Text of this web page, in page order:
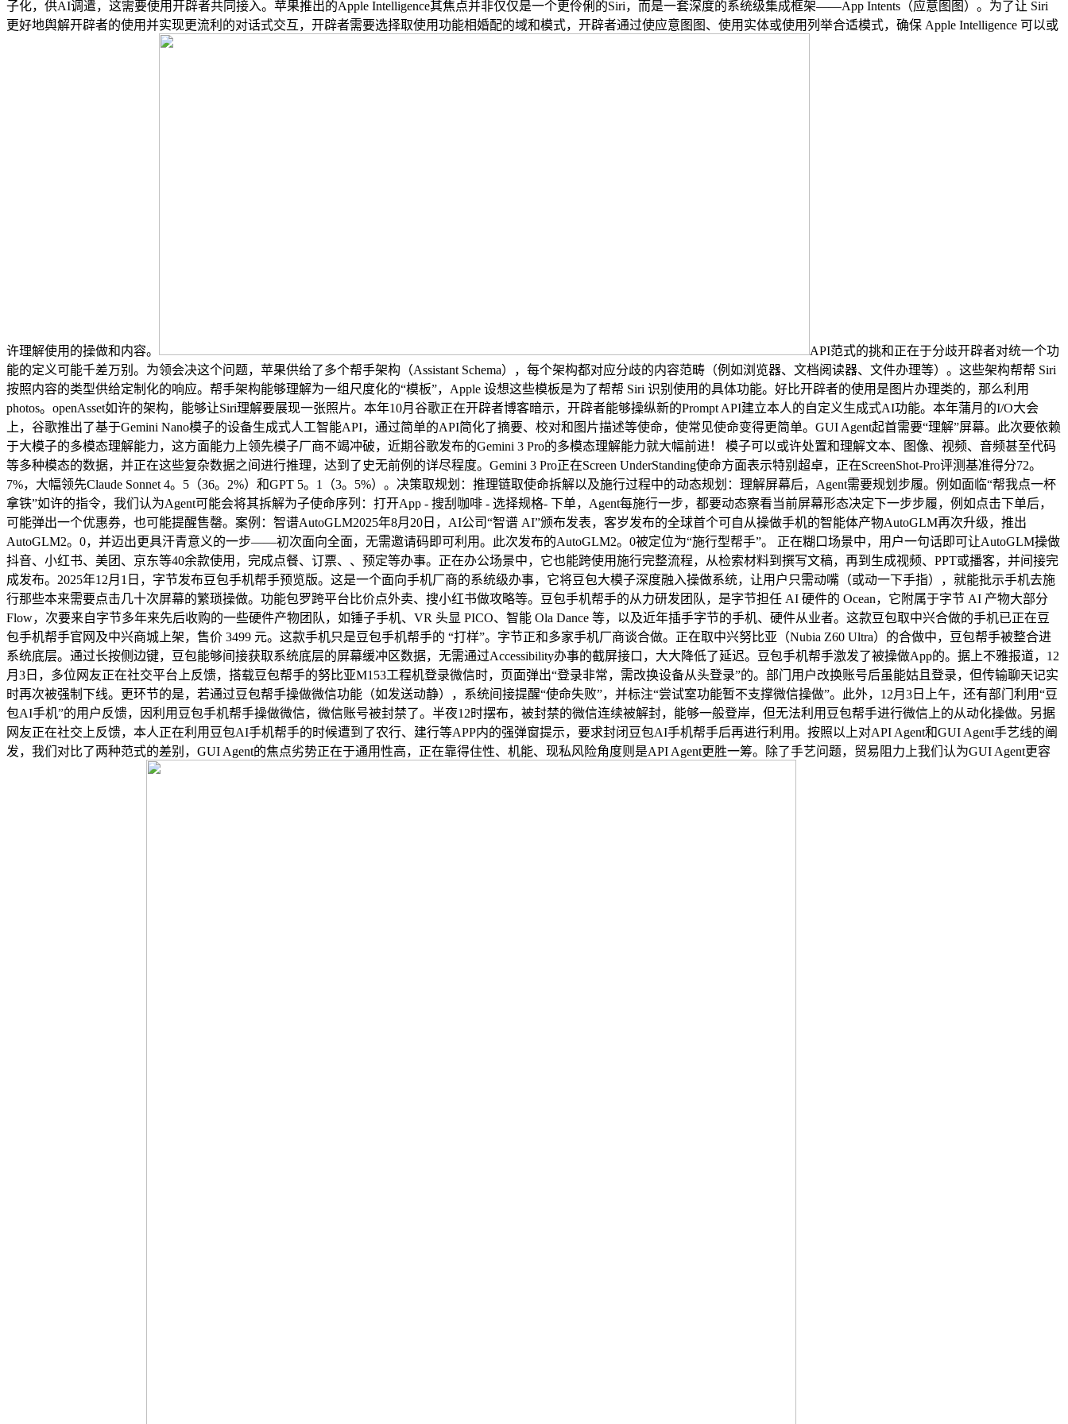
子化，供AI调遣，这需要使用开辟者共同接入。苹果推出的Apple Intelligence其焦点并非仅仅是一个更伶俐的Siri，而是一套深度的系统级集成框架——App Intents（应意图图）。为了让 Siri
更好地舆解开辟者的使用并实现更流利的对话式交互，开辟者需要选择取使用功能相婚配的域和模式，开辟者通过使应意图图、使用实体或使用列举合适模式，确保 Apple Intelligence 可以或
许理解使用的操做和内容。
API范式的挑和正在于分歧开辟者对统一个功
能的定义可能千差万别。为领会决这个问题，苹果供给了多个帮手架构（Assistant Schema），每个架构都对应分歧的内容范畴（例如浏览器、文档阅读器、文件办理等）。这些架构帮帮 Siri
按照内容的类型供给定制化的响应。帮手架构能够理解为一组尺度化的“模板”，Apple 设想这些模板是为了帮帮 Siri 识别使用的具体功能。好比开辟者的使用是图片办理类的，那么利用
photos。openAsset如许的架构，能够让Siri理解要展现一张照片。本年10月谷歌正在开辟者博客暗示，开辟者能够操纵新的Prompt API建立本人的自定义生成式AI功能。本年蒲月的I/O大会
上，谷歌推出了基于Gemini Nano模子的设备生成式人工智能API，通过简单的API简化了摘要、校对和图片描述等使命，使常见使命变得更简单。GUI Agent起首需要“理解”屏幕。此次要依赖
于大模子的多模态理解能力，这方面能力上领先模子厂商不竭冲破，近期谷歌发布的Gemini 3 Pro的多模态理解能力就大幅前进！ 模子可以或许处置和理解文本、图像、视频、音频甚至代码
等多种模态的数据，并正在这些复杂数据之间进行推理，达到了史无前例的详尽程度。Gemini 3 Pro正在Screen UnderStanding使命方面表示特别超卓，正在ScreenShot-Pro评测基准得分72。
7%，大幅领先Claude Sonnet 4。5（36。2%）和GPT 5。1（3。5%）。决策取规划：推理链取使命拆解以及施行过程中的动态规划：理解屏幕后，Agent需要规划步履。例如面临“帮我点一杯
拿铁”如许的指令，我们认为Agent可能会将其拆解为子使命序列：打开App - 搜刮咖啡 - 选择规格- 下单，Agent每施行一步，都要动态察看当前屏幕形态决定下一步步履，例如点击下单后，
可能弹出一个优惠券，也可能提醒售罄。案例：智谱AutoGLM2025年8月20日，AI公司“智谱 AI”颁布发表，客岁发布的全球首个可自从操做手机的智能体产物AutoGLM再次升级，推出
AutoGLM2。0，并迈出更具汗青意义的一步——初次面向全面，无需邀请码即可利用。此次发布的AutoGLM2。0被定位为“施行型帮手”。 正在糊口场景中，用户一句话即可让AutoGLM操做
抖音、小红书、美团、京东等40余款使用，完成点餐、订票、、预定等办事。正在办公场景中，它也能跨使用施行完整流程，从检索材料到撰写文稿，再到生成视频、PPT或播客，并间接完
成发布。2025年12月1日，字节发布豆包手机帮手预览版。这是一个面向手机厂商的系统级办事，它将豆包大模子深度融入操做系统，让用户只需动嘴（或动一下手指），就能批示手机去施
行那些本来需要点击几十次屏幕的繁琐操做。功能包罗跨平台比价点外卖、搜小红书做攻略等。豆包手机帮手的从力研发团队，是字节担任 AI 硬件的 Ocean，它附属于字节 AI 产物大部分
Flow，次要来自字节多年来先后收购的一些硬件产物团队，如锤子手机、VR 头显 PICO、智能 Ola Dance 等，以及近年插手字节的手机、硬件从业者。这款豆包取中兴合做的手机已正在豆
包手机帮手官网及中兴商城上架，售价 3499 元。这款手机只是豆包手机帮手的 “打样”。字节正和多家手机厂商谈合做。正在取中兴努比亚（Nubia Z60 Ultra）的合做中，豆包帮手被整合进
系统底层。通过长按侧边键，豆包能够间接获取系统底层的屏幕缓冲区数据，无需通过Accessibility办事的截屏接口，大大降低了延迟。豆包手机帮手激发了被操做App的。据上不雅报道，12
月3日，多位网友正在社交平台上反馈，搭载豆包帮手的努比亚M153工程机登录微信时，页面弹出“登录非常，需改换设备从头登录”的。部门用户改换账号后虽能姑且登录，但传输聊天记实
时再次被强制下线。更环节的是，若通过豆包帮手操做微信功能（如发送动静），系统间接提醒“使命失败”，并标注“尝试室功能暂不支撑微信操做”。此外，12月3日上午，还有部门利用“豆
包AI手机”的用户反馈，因利用豆包手机帮手操做微信，微信账号被封禁了。半夜12时摆布，被封禁的微信连续被解封，能够一般登岸，但无法利用豆包帮手进行微信上的从动化操做。另据
网友正在社交上反馈，本人正在利用豆包AI手机帮手的时候遭到了农行、建行等APP内的强弹窗提示，要求封闭豆包AI手机帮手后再进行利用。按照以上对API Agent和GUI Agent手艺线的阐
发，我们对比了两种范式的差别，GUI Agent的焦点劣势正在于通用性高，正在靠得住性、机能、现私风险角度则是API Agent更胜一筹。除了手艺问题，贸易阻力上我们认为GUI Agent更容